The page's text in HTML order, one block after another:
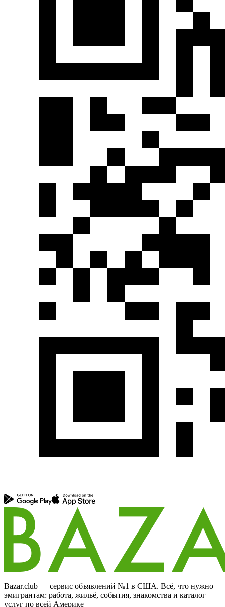
Bazar.club — сервис объявлений №1 в США. Всё, что нужно
эмигрантам: работа, жильё, события, знакомства и каталог
услуг по всей Америке